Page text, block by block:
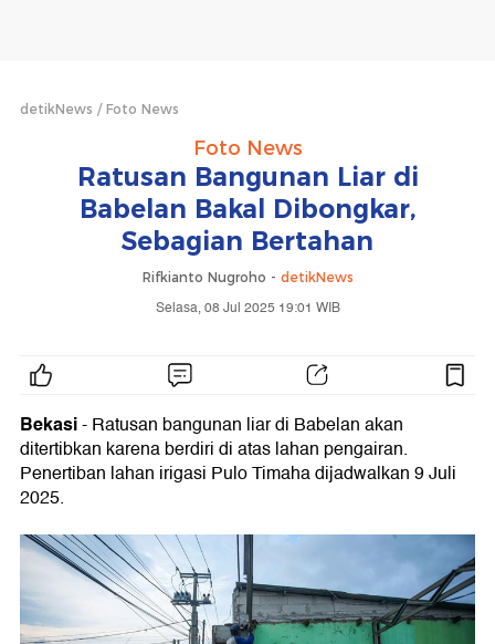
detikNews Foto News
Foto News
Ratusan Bangunan Liar di
Babelan Bakal Dibongkar,
Sebagian Bertahan
Rifkianto Nugroho - detikNews
Selasa, 08 Jul 2025 19:01 WIB
Bekasi- Ratusan bangunan liar di Babelan akan
ditertibkan karena berdiri di atas lahan pengairan.
Penertiban lahan irigasi Pulo Timaha dijadwalkan 9 Juli
2025.